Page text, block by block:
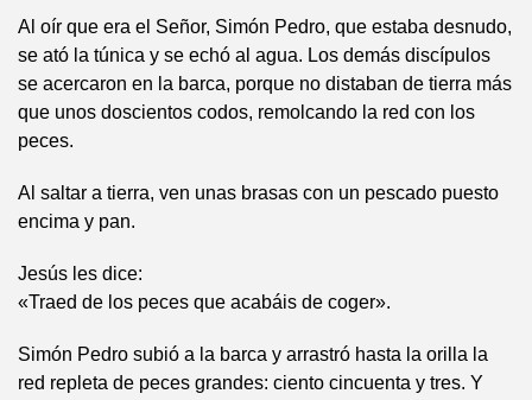
Al oír que era el Señor, Simón Pedro, que estaba desnudo,
se ató la túnica y se echó al agua. Los demás discípulos
se acercaron en la barca, porque no distaban de tierra más
que unos doscientos codos, remolcando la red con los
peces.
Al saltar a tierra, ven unas brasas con un pescado puesto
encima y pan.
Jesús les dice:
«Traed de los peces que acabáis de coger».
Simón Pedro subió a la barca y arrastró hasta la orilla la
red repleta de peces grandes: ciento cincuenta y tres. Y